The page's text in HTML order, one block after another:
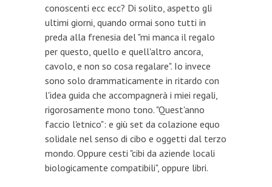
conoscenti ecc ecc? Di solito, aspetto gli
ultimi giorni, quando ormai sono tutti in
preda alla frenesia del "mi manca il regalo
per questo, quello e quell'altro ancora,
cavolo, e non so cosa regalare". Io invece
sono solo drammaticamente in ritardo con
l'idea guida che accompagnerà i miei regali,
rigorosamente mono tono. "Quest'anno
faccio l'etnico": e giù set da colazione equo
solidale nel senso di cibo e oggetti dal terzo
mondo. Oppure cesti "cibi da aziende locali
biologicamente compatibili", oppure libri.